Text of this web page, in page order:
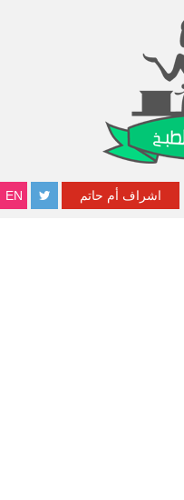
EN اشراف أم حاتم